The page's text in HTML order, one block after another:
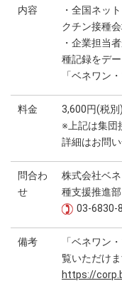
内容
・全国ネッ
クチン接種
・企業担当
種記録をデ
「ベネワン
料金
3,600円(税別
※上記は集団
詳細はお問
問合わ
せ
株式会社ベ
種支援推進部
03-6830-
備考
「ベネワン
覧いただけ
https://